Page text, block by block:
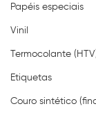
Papéis especiais
Vinil
Termocolante
Etiquetas
Couro sintético